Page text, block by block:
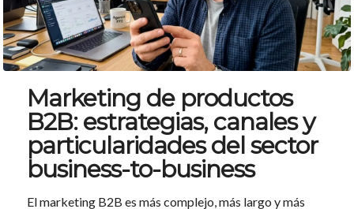
Marketing de productos
B2B: estrategias, canales y
particularidades del sector
business-to-business
El marketing B2B es más complejo, más largo y más